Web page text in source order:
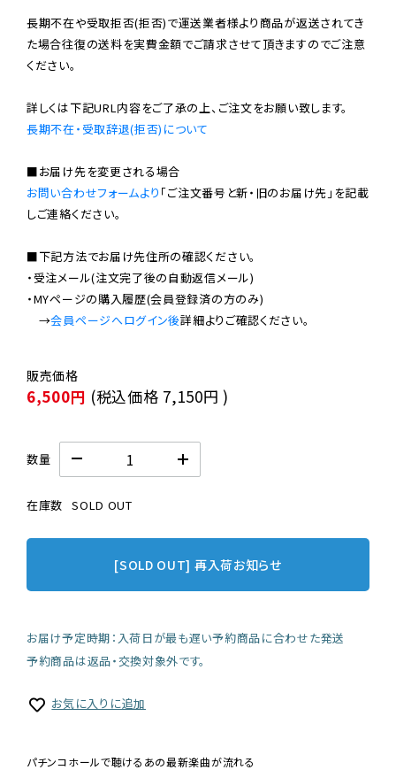
長期不在や受取拒否(拒否)で運送業者様より商品が返送されてき
た場合往復の送料を実費金額でご請求させて頂きますのでご注意
ください。
長期不在・受取辞退(拒否)について
お問い合わせフォームより 「ご注文番号と新・旧のお届け先」を記載
しご連絡ください。
■下記方法でお届け先住所の確認ください。
・受注メール(注文完了後の自動返信メール)
・MYページの購入履歴(会員登録済の方のみ)
→会員ページへログイン後
6,500円 (税込価格 7,150円 )
数量
在庫数 SOLD OUT
[SOLD OUT] 再入荷お知らせ
お届け予定時期：入荷日が最も遅い予約商品に合わせた発送
予約商品は返品・交換対象外です。
お気に入りに追加
パチンコホールで聴けるあの最新楽曲が流れる